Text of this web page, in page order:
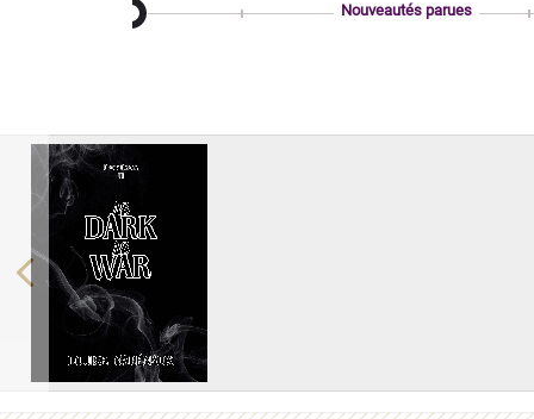
Nouveautés parues
Previous